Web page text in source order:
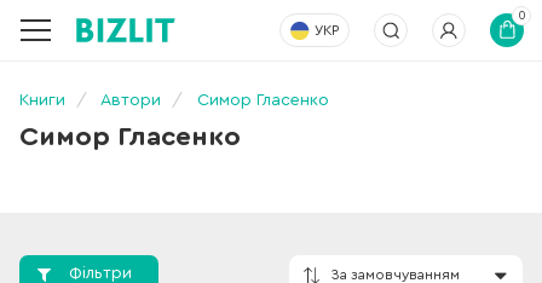
УКР
0
Книги Автори Симор Гласенко
Симор Гласенко
Фільтри